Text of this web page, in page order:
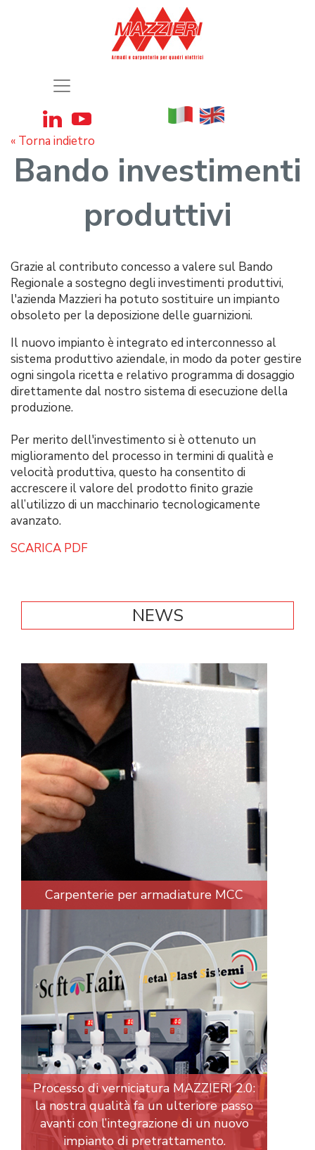
« Torna indietro
Bando investimenti
produttivi
Grazie al contributo concesso a valere sul Bando
Regionale a sostegno degli investimenti produttivi,
l'azienda Mazzieri ha potuto sostituire un impianto
obsoleto per la deposizione delle guarnizioni.
Il nuovo impianto è integrato ed interconnesso al
sistema produttivo aziendale, in modo da poter gestire
ogni singola ricetta e relativo programma di dosaggio
direttamente dal nostro sistema di esecuzione della
produzione.
Per merito dell'investimento si è ottenuto un
miglioramento del processo in termini di qualità e
velocità produttiva, questo ha consentito di
accrescere il valore del prodotto finito grazie
all’utilizzo di un macchinario tecnologicamente
avanzato.
SCARICA PDF
NEWS
Carpenterie per armadiature MCC
Processo di verniciatura MAZZIERI 2.0:
la nostra qualità fa un ulteriore passo
avanti con l’integrazione di un nuovo
impianto di pretrattamento.